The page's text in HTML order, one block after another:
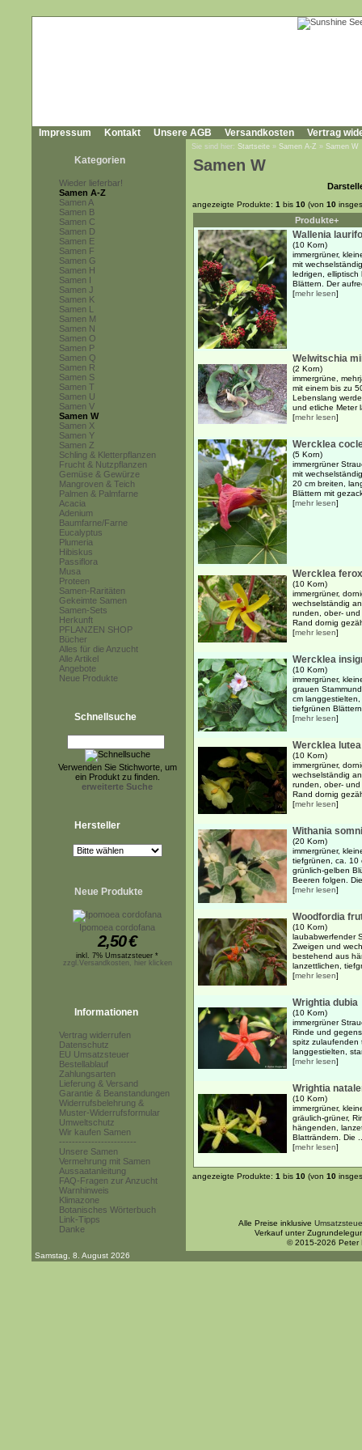
Impressum Kontakt Unsere AGB Versandkosten Vertrag
Kategorien
Wieder lieferbar!
Samen A-Z
Samen A
Samen B
Samen C
Samen D
Samen E
Samen F
Samen G
Samen H
Samen I
Samen J
Samen K
Samen L
Samen M
Samen N
Samen O
Samen P
Samen Q
Samen R
Samen S
Samen T
Samen U
Samen V
Samen W
Samen X
Samen Y
Samen Z
Schling & Kletterpflanzen
Frucht & Nutzpflanzen
Gemüse & Gewürze
Mangroven & Teich
Palmen & Palmfarne
Acacia
Adenium
Baumfarne/Farne
Eucalyptus
Plumeria
Hibiskus
Passiflora
Musa
Proteen
Samen-Raritäten
Gekeimte Samen
Samen-Sets
Herkunft
PFLANZEN SHOP
Bücher
Alles für die Anzucht
Alle Artikel
Angebote
Neue Produkte
Schnellsuche
Verwenden Sie Stichworte, um
ein Produkt zu finden.
erweiterte Suche
Hersteller
Neue Produkte
Ipomoea cordofana
2,50€
inkl. 7% Umsatzsteuer *
zzgl.Versandkosten, hier klicken
Informationen
Vertrag widerrufen
Datenschutz
EU Umsatzsteuer
Bestellablauf
Zahlungsarten
Lieferung & Versand
Garantie & Beanstandungen
Widerrufsbelehrung &
Muster-Widerrufsformular
Umweltschutz
Wir kaufen Samen
------------------------
Unsere Samen
Vermehrung mit Samen
Aussaatanleitung
FAQ-Fragen zur Anzucht
Warnhinweis
Klimazone
Botanisches Wörterbuch
Link-Tipps
Danke
Sie sind hier: Startseite » Samen A-Z » Samen W
Samen W
angezeigte Produkte: 1 bis 10 (von 10
Produkte+
Wallenia
(10 Korn)
immergrüner,
mit
ledrigen, elliptisch
Blättern. Der
[mehr lesen]
Welwitschia
(2 Korn)
immergrüne,
mit einem bis zu
Lebenslang
und etliche Meter
[mehr lesen]
Wercklea
(5 Korn)
immergrüner
mit
20 cm breiten,
Blättern mit
[mehr lesen]
Wercklea ferox
(10 Korn)
immergrüner,
wechselständig
runden, ober-
Rand dornig
[mehr lesen]
Wercklea
(10 Korn)
immergrüner,
grauen
cm
tiefgrünen
[mehr lesen]
Wercklea lutea
(10 Korn)
immergrüner,
wechselständig
runden, ober-
Rand dornig
[mehr lesen]
Withania
(20 Korn)
immergrüner,
tiefgrünen, ca. 10
grünlich-gelben
Beeren folgen.
[mehr lesen]
Woodfordia
(10 Korn)
laubabwerfender
Zweigen und
bestehend aus
lanzettlichen,
[mehr lesen]
Wrightia dubia
(10 Korn)
immergrüner
Rinde und
spitz zulaufenden
langgestielten,
[mehr lesen]
Wrightia
(10 Korn)
immergrüner,
gräulich-grüner,
hängenden,
Blatträndern. Die
[mehr lesen]
angezeigte Produkte: 1 bis 10 (von 10
Alle Preise inklusive
Verkauf unter
© 2015-2026 Peter
Samstag, 8. August 2026